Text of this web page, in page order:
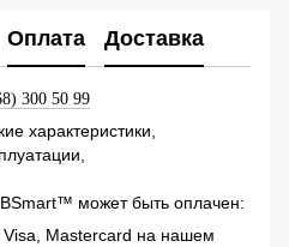
Оплата Доставка
300 50 99
характеристики,
может быть оплачен:
Mastercard на нашем